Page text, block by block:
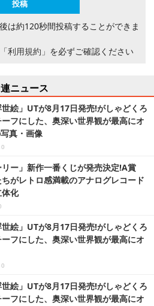
は約120秒間投稿することができま
「利用規約」 を必ずご確認ください
ニュース
絵」UTが8月17日発売!がしゃどくろ
フにした、奥深い世界観が最高にオ
真・画像
リー」新作一番くじが発売決定!A賞
がレトロ感満載のアナログレコード
化
絵」UTが8月17日発売!がしゃどくろ
フにした、奥深い世界観が最高にオ
絵」UTが8月17日発売!がしゃどくろ
フにした、奥深い世界観が最高にオ